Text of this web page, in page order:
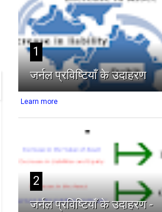
1
जर्नल प्रविष्टियाँ के उदाहरण
Learn more
2
जर्नल प्रविष्टियाँ के उदाहरण -